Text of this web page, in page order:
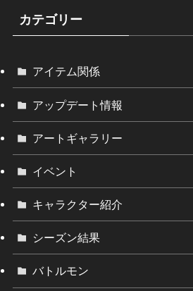
カテゴリー
アイテム関係
アップデート情報
アートギャラリー
イベント
キャラクター紹介
シーズン結果
バトルモン